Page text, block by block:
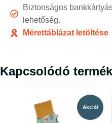
Biztonságos
lehetőség.
Mérettáblázat letöltése
Kapcsolódó
Akció!